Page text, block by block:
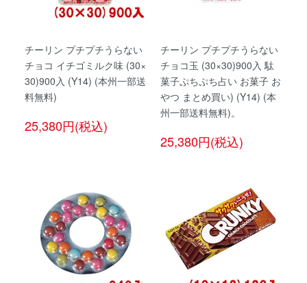
チーリン プチプチうらない
チョコ イチゴミルク味 (30×
30)900入 (Y14) (本州一部送
料無料)
25,380円(税込)
チーリン プチプチうらない
チョコ玉 (30×30)900入 駄
菓子ぷちぷち占い お菓子 お
やつ まとめ買い) (Y14) (本
州一部送料無料)。
25,380円(税込)